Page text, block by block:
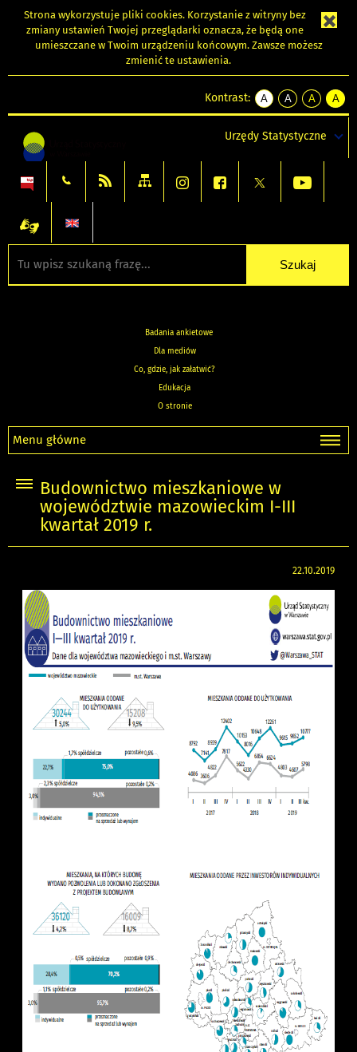
Strona wykorzystuje pliki cookies. Korzystanie z witryny bez
zmiany ustawień Twojej przeglądarki oznacza, że będą one
umieszczane w Twoim urządzeniu końcowym. Zawsze możesz
zmienić te ustawienia.
Kontrast:
A
kontrast
A
kontrast
tekst
czarnym
A
kontrast
tekst
czarnym
A
tekst
żółtym
Urzędy Statystyczne
Badania ankietowe
Dla mediów
Co, gdzie, jak załatwić?
Edukacja
O stronie
Menu główne
Budownictwo mieszkaniowe w
województwie mazowieckim I-III
kwartał 2019 r.
22.10.2019